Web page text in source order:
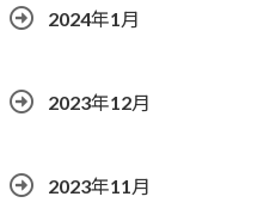
2024年1月
2023年12月
2023年11月